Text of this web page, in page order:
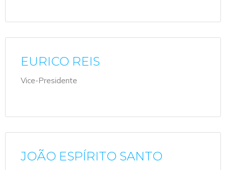
EURICO REIS
Vice-Presidente
JOÃO ESPÍRITO SANTO